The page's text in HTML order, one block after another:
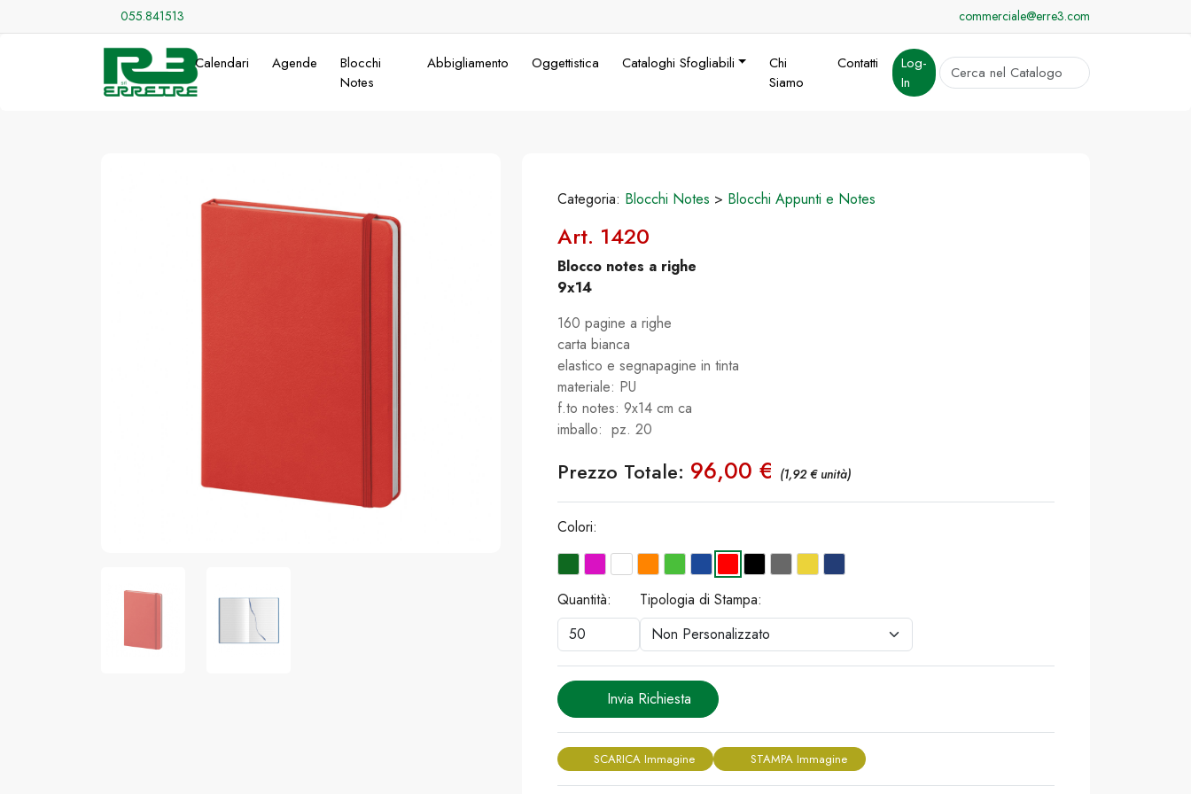
055.841513 commerciale@erre3.com
Calendari Agende
Blocchi
Notes
Abbigliamento Oggettistica Cataloghi Sfogliabili
Chi
Siamo
Contatti
Log-
In
cerca
Categoria: Blocchi Notes > Blocchi Appunti e Notes
Art. 1420
Blocco notes a righe
9x14
160 pagine a righe
carta bianca
elastico e segnapagine in tinta
materiale: PU
f.to notes: 9x14 cm ca
imballo: pz. 20
Prezzo Totale: 96,00 € (1,92 € unità)
Colori:
Quantità: Tipologia di Stampa:
Invia Richiesta
SCARICA Immagine STAMPA Immagine